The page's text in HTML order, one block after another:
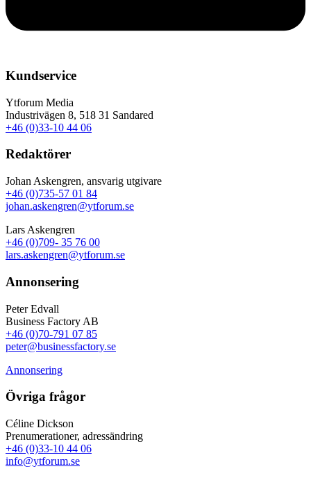
Kundservice
Ytforum Media
Industrivägen 8, 518 31 Sandared
+46 (0)33-10 44 06
Redaktörer
Johan Askengren, ansvarig utgivare
+46 (0)735-57 01 84
johan.askengren@ytforum.se
Lars Askengren
+46 (0)709- 35 76 00
lars.askengren@ytforum.se
Annonsering
Peter Edvall
Business Factory AB
+46 (0)70-791 07 85
peter@businessfactory.se
Annonsering
Övriga frågor
Céline Dickson
Prenumerationer, adressändring
+46 (0)33-10 44 06
info@ytforum.se